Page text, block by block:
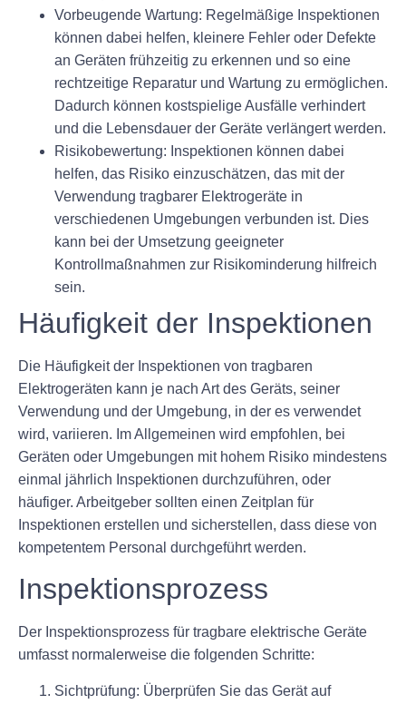
Vorbeugende Wartung: Regelmäßige Inspektionen
können dabei helfen, kleinere Fehler oder Defekte
an Geräten frühzeitig zu erkennen und so eine
rechtzeitige Reparatur und Wartung zu ermöglichen.
Dadurch können kostspielige Ausfälle verhindert
und die Lebensdauer der Geräte verlängert werden.
Risikobewertung: Inspektionen können dabei
helfen, das Risiko einzuschätzen, das mit der
Verwendung tragbarer Elektrogeräte in
verschiedenen Umgebungen verbunden ist. Dies
kann bei der Umsetzung geeigneter
Kontrollmaßnahmen zur Risikominderung hilfreich
sein.
Häufigkeit der Inspektionen
Die Häufigkeit der Inspektionen von tragbaren
Elektrogeräten kann je nach Art des Geräts, seiner
Verwendung und der Umgebung, in der es verwendet
wird, variieren. Im Allgemeinen wird empfohlen, bei
Geräten oder Umgebungen mit hohem Risiko mindestens
einmal jährlich Inspektionen durchzuführen, oder
häufiger. Arbeitgeber sollten einen Zeitplan für
Inspektionen erstellen und sicherstellen, dass diese von
kompetentem Personal durchgeführt werden.
Inspektionsprozess
Der Inspektionsprozess für tragbare elektrische Geräte
umfasst normalerweise die folgenden Schritte:
Sichtprüfung: Überprüfen Sie das Gerät auf